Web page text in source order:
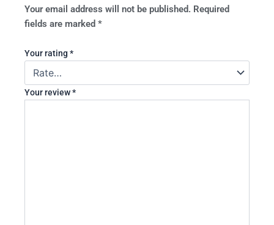
Your email address will not be published. Required
fields are marked *
Your rating *
Your review*